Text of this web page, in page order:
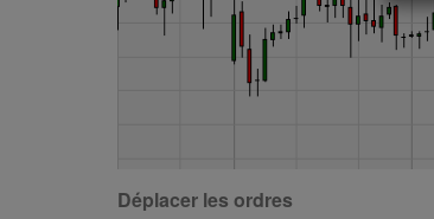
Déplacer les ordres